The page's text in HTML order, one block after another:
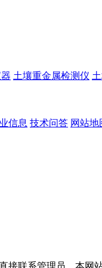
土壤重金属检测仪
信息 技术问答 网站地
接联系管理员，本网